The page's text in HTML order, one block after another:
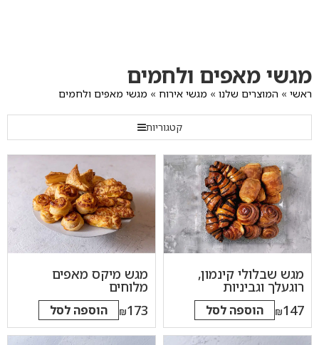
לתפריט
הקטגוריות
לרשימת
המוצרים
להודעות
תפריט
מגשי מאפים ולחמים
ראשי » המוצרים שלנו » מגשי אירוח » מגשי מאפים ולחמים
קטגוריות
מגש שבלולי קינמון,
רוגעלך וגביניות
147
₪ הוספה לסל
מגש מיקס מאפים
מלוחים
173
₪ הוספה לסל